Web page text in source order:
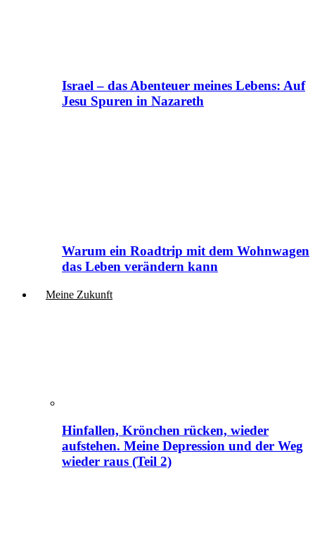
Israel – das Abenteuer meines Lebens: Auf
Jesu Spuren in Nazareth
Warum ein Roadtrip mit dem Wohnwagen
das Leben verändern kann
Meine Zukunft
Hinfallen, Krönchen rücken, wieder
aufstehen. Meine Depression und der Weg
wieder raus (Teil 2)